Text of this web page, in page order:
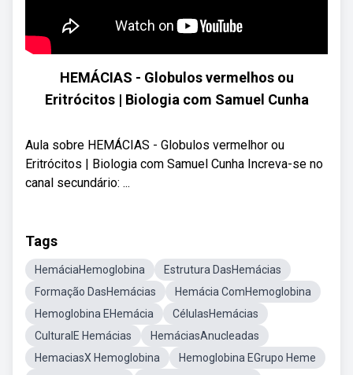
HEMÁCIAS - Globulos vermelhos ou
Eritrócitos | Biologia com Samuel Cunha
Aula sobre HEMÁCIAS - Globulos vermelhor ou
Eritrócitos | Biologia com Samuel Cunha Increva-se no
canal secundário: ...
Tags
HemáciaHemoglobina
Estrutura DasHemácias
Formação DasHemácias
Hemácia ComHemoglobina
Hemoglobina EHemácia
CélulasHemácias
CulturalE Hemácias
HemáciasAnucleadas
HemaciasX Hemoglobina
Hemoglobina EGrupo Heme